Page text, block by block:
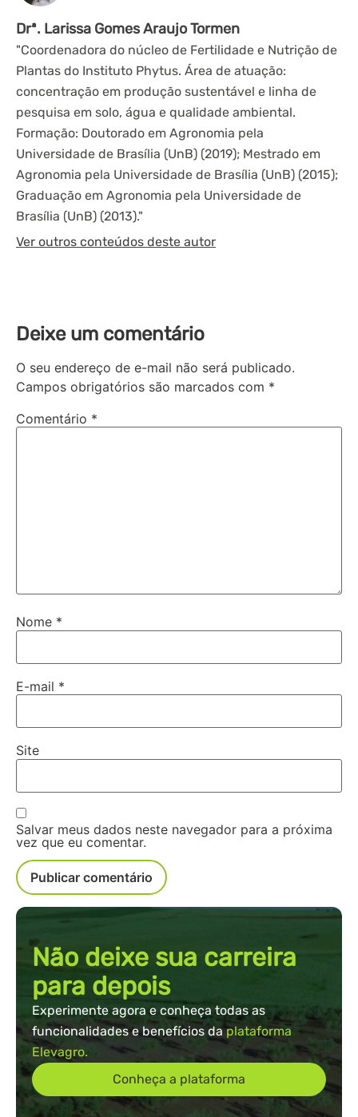
Drª. Larissa Gomes Araujo Tormen
"Coordenadora do núcleo de Fertilidade e Nutrição de
Plantas do Instituto Phytus. Área de atuação:
concentração em produção sustentável e linha de
pesquisa em solo, água e qualidade ambiental.
Formação: Doutorado em Agronomia pela
Universidade de Brasília (UnB) (2019); Mestrado em
Agronomia pela Universidade de Brasília (UnB) (2015);
Graduação em Agronomia pela Universidade de
Brasília (UnB) (2013)."
Ver outros conteúdos deste autor
Deixe um comentário
O seu endereço de e-mail não será publicado.
Campos obrigatórios são marcados com *
Comentário *
Nome *
E-mail *
Site
Salvar meus dados neste navegador para a próxima
vez que eu comentar.
Não deixe sua carreira
para depois
Experimente agora e conheça todas as
funcionalidades e benefícios daplataforma
Elevagro.
Conheça a plataforma